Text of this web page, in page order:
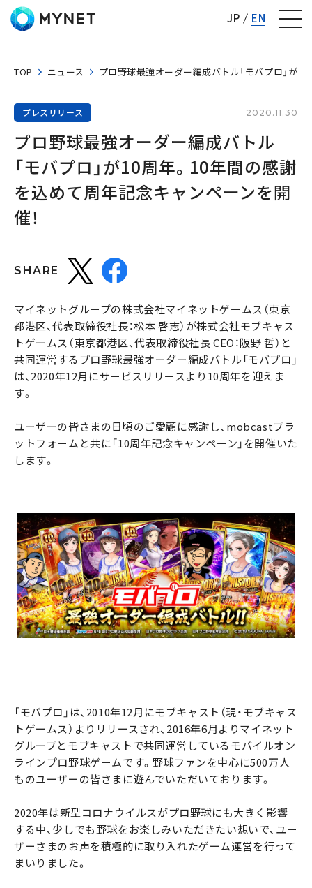
JP EN
TOP ニュース プロ野球最強オーダー編成バトル「モバプロ」が
プレスリリース 2020.11.30
プロ野球最強オーダー編成バトル
「モバプロ」が10周年。10年間の感謝
を込めて周年記念キャンペーンを開
催！
SHARE
マイネットグループの株式会社マイネットゲームス（東京
都港区、代表取締役社長：松本 啓志）が株式会社モブキャス
トゲームス（東京都港区、代表取締役社長 CEO：阪野 哲）と
共同運営するプロ野球最強オーダー編成バトル「モバプロ」
は、2020年12月にサービスリリースより10周年を迎えま
す。
ユーザーの皆さまの日頃のご愛顧に感謝し、mobcastプラ
ットフォームと共に「10周年記念キャンペーン」を開催いた
します。
「モバプロ」は、2010年12月にモブキャスト（現・モブキャス
トゲームス）よりリリースされ、2016年6月よりマイネット
グループとモブキャストで共同運営しているモバイルオン
ラインプロ野球ゲームです。野球ファンを中心に500万人
ものユーザーの皆さまに遊んでいただいております。
2020年は新型コロナウイルスがプロ野球にも大きく影響
する中、少しでも野球をお楽しみいただきたい想いで、ユー
ザーさまのお声を積極的に取り入れたゲーム運営を行って
まいりました。